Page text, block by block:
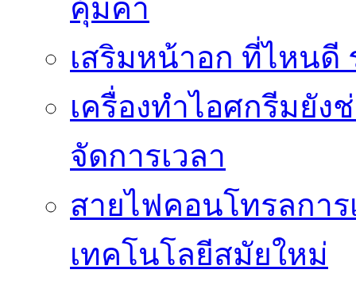
คุ้มค่า
เสริมหน้าอก ที่ไหนดี
เครื่องทำไอศกรีมยัง
จัดการเวลา
สายไฟคอนโทรลกา
เทคโนโลยีสมัยใหม่